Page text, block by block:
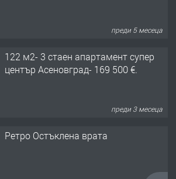
преди 5 месеца
122 м2- 3 стаен апартамент супер
център Асеновград- 169 500 €.
преди 3 месеца
Ретро Остъклена врата